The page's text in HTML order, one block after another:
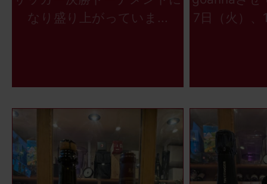
なり盛り上がっていま...
7日（火）